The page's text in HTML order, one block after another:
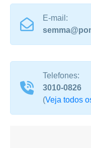
E-mail:
Telefones:
3010-0826
(Veja todos